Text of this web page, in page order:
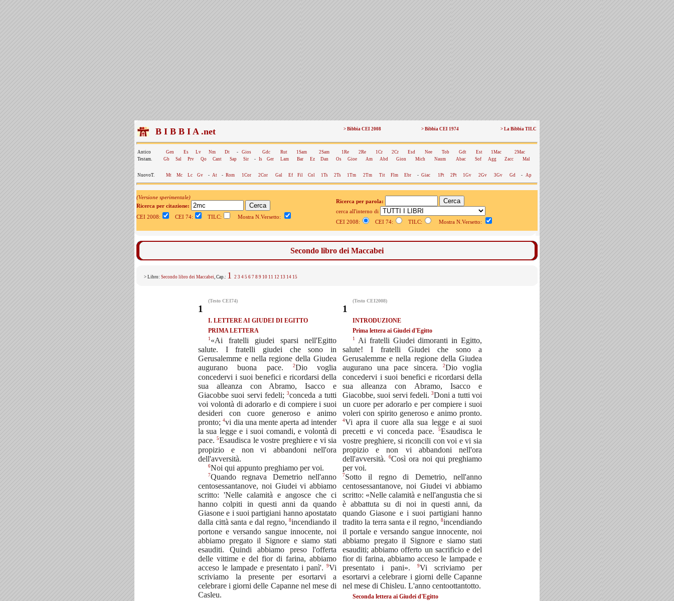
B I B B I A .net > Bibbia CEI 2008 > Bibbia CEI 1974 > La Bibbia TILC
Antico Gen Es Lv Nm Dt - Gios Gdc Rut 1Sam 2Sam 1Re 2Re 1Cr 2Cr Esd Nee Tob Gdt Est 1Mac
2Mac
Testam.
Gb Sal Prv Qo Cant Sap Sir - Is Ger Lam Bar Ez Dan Os Gioe Am Abd Gion Mich Naum Abac Sof Agg Zacc Mal
NuovoT. Mt Mc Lc Gv - At - Rom 1Cor 2Cor Gal Ef Fil Col 1Ts 2Ts 1Tm 2Tm Tit Flm Ebr - Giac 1Pt 2Pt 1Gv 2Gv 3Gv Gd - Ap
(Versione sperimentale)
Ricerca per citazione:
CEI 2008:
CEI 74: TILC: Mostra N.Versetto:
Ricerca per parola:
cerca all'interno di
CEI 2008:
CEI 74: TILC: Mostra N.Versetto:
Secondo libro dei Maccabei
> Libro: Secondo libro dei Maccabei, Cap.: 1 2 3 4 5 6 7 8 9 10 11 12 13 14 15
(Testo CEI74)
1
I. LETTERE AI GIUDEI DI EGITTO
PRIMA LETTERA
1 «Ai fratelli giudei sparsi nell'Egitto
salute. I fratelli giudei che sono in
Gerusalemme e nella regione della Giudea
augurano buona pace.
2Dio voglia
concedervi i suoi benefici e ricordarsi della
sua alleanza con Abramo, Isacco e
Giacobbe suoi servi fedeli;3conceda a tutti
voi volontà di adorarlo e di compiere i suoi
desideri con cuore generoso e animo
pronto;4vi dia una mente aperta ad intender
la sua legge e i suoi comandi, e volontà di
pace.5Esaudisca le vostre preghiere e vi sia
propizio e non vi abbandoni nell'ora
dell'avversità.
6Noi qui appunto preghiamo per voi.
7Quando regnava Demetrio nell'anno
centosessantanove, noi Giudei vi abbiamo
scritto: 'Nelle calamità e angosce che ci
hanno colpiti in questi anni da quando
Giasone e i suoi partigiani hanno apostatato
dalla città santa e dal regno,8incendiando il
portone e versando sangue innocente, noi
abbiamo pregato il Signore e siamo stati
esauditi. Quindi abbiamo preso l'offerta
delle vittime e del fior di farina, abbiamo
acceso le lampade e presentato i panì'.
9Vi
scriviamo la presente per esortarvi a
celebrare i giorni delle Capanne nel mese di
Casleu.
(Testo CEI2008)
1
INTRODUZIONE
Prima lettera ai Giudei d'Egitto
1
Ai fratelli Giudei dimoranti in Egitto,
salute! I fratelli Giudei che sono a
Gerusalemme e nella regione della Giudea
augurano una pace sincera.
2Dio voglia
concedervi i suoi benefici e ricordarsi della
sua alleanza con Abramo, Isacco e
Giacobbe, suoi servi fedeli.3Doni a tutti voi
un cuore per adorarlo e per compiere i suoi
voleri con spirito generoso e animo pronto.
4Vi apra il cuore alla sua legge e ai suoi
precetti e vi conceda pace.
5Esaudisca le
vostre preghiere, si riconcili con voi e vi sia
propizio e non vi abbandoni nell'ora
dell'avversità.6Così ora noi qui preghiamo
per voi.
7Sotto il regno di Demetrio, nell'anno
centosessantanove, noi Giudei vi abbiamo
scritto: «Nelle calamità e nell'angustia che si
è abbattuta su di noi in questi anni, da
quando Giasone e i suoi partigiani hanno
tradito la terra santa e il regno, 8incendiando
il portale e versando sangue innocente, noi
abbiamo pregato il Signore e siamo stati
esauditi; abbiamo offerto un sacrificio e del
fior di farina, abbiamo acceso le lampade e
presentato i pani».
9Vi scriviamo per
esortarvi a celebrare i giorni delle Capanne
nel mese di Chisleu. L'anno centoottantotto.
Seconda lettera ai Giudei d'Egitto